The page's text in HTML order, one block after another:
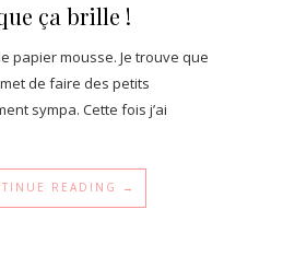
ça brille !
papier mousse. Je trouve que
de faire des petits
sympa. Cette fois j’ai
READING →